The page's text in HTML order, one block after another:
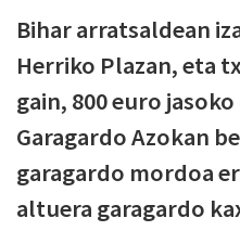
Bihar arratsaldean
Herriko Plazan, eta
gain, 800 euro
Garagardo Azokan
garagardo mordoa
altuera garagardo